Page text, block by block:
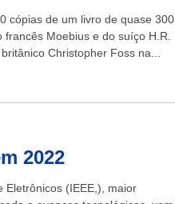
cópias de um livro de quase 300
Moebius e do suíço H.R.
Christopher Foss na...
2022
Eletrônicos (IEEE,), maior